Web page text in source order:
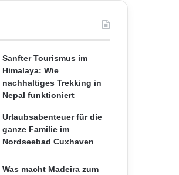
Sanfter Tourismus im
Himalaya: Wie
nachhaltiges Trekking in
Nepal funktioniert
Urlaubsabenteuer für die
ganze Familie im
Nordseebad Cuxhaven
Was macht Madeira zum